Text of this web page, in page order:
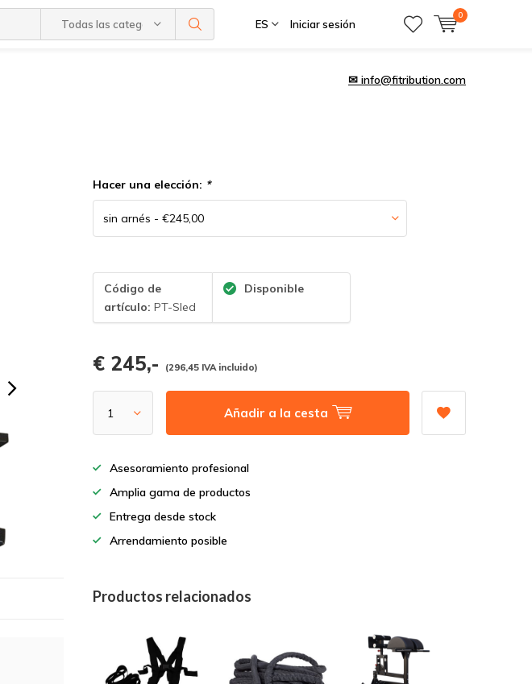
Todas las categorías ES Iniciar sesión
0
✉ info@fitribution.com
Hacer una elección: *
Código de
artículo: PT-Sled
Disponible
€ 245,- (296,45 IVA incluido)
Añadir a la cesta
Asesoramiento profesional
Amplia gama de productos
Entrega desde stock
Arrendamiento posible
Productos relacionados